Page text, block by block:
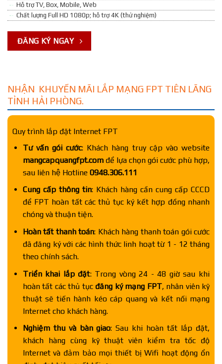
Hỗ trợ TV, Box, Mobile, Web
Chất lượng Full HD 1080p; hỗ trợ 4K (thử nghiệm)
ĐĂNG KÝ NGAY
NHẬN KHUYẾN MÃI LẮP MẠNG FPT TIÊN LÃNG
TỈNH HẢI PHÒNG.
Quy trình lắp đặt Internet FPT
Tư vấn gói cước: Khách hàng truy cập vào website
mangcapquangfpt.comđể lựa chọn gói cước phù hợp,
sau liên hệ Hotline 0948.306.111
Cung cấp thông tin: Khách hàng cần cung cấp CCCD
để FPT hoàn tất các thủ tục ký kết hợp đồng nhanh
chóng và thuận tiện.
Hoàn tất thanh toán: Khách hàng thanh toán gói cước
đã đăng ký với các hình thức linh hoạt từ 1 - 12 tháng
theo chính sách.
Triển khai lắp đặt: Trong vòng 24 - 48 giờ sau khi
hoàn tất các thủ tục đăng ký mạng FPT, nhân viên kỹ
thuật sẽ tiến hành kéo cáp quang và kết nối mạng
Internet cho khách hàng.
Nghiệm thu và bàn giao: Sau khi hoàn tất lắp đặt,
khách hàng cùng kỹ thuật viên kiểm tra tốc độ
Internet và đảm bảo mọi thiết bị Wifi hoạt động ổn